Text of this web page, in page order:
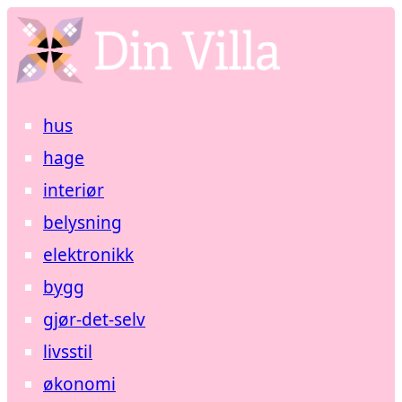
hus
hage
interiør
belysning
elektronikk
bygg
gjør-det-selv
livsstil
økonomi